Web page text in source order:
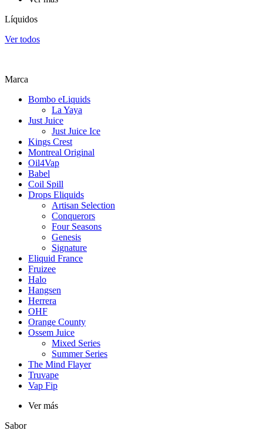
Líquidos
Ver todos
Marca
Bombo eLiquids
La Yaya
Just Juice
Just Juice Ice
Kings Crest
Montreal Original
Oil4Vap
Babel
Coil Spill
Drops Eliquids
Artisan Selection
Conquerors
Four Seasons
Genesis
Signature
Eliquid France
Fruizee
Halo
Hangsen
Herrera
OHF
Orange County
Ossem Juice
Mixed Series
Summer Series
The Mind Flayer
Truvape
Vap Fip
Ver más
Sabor